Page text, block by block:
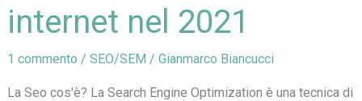
internet nel 2021
1 commento / SEO/SEM / Gianmarco Biancucci
La Seo cos'è? La Search Engine Optimization è una tecnica di